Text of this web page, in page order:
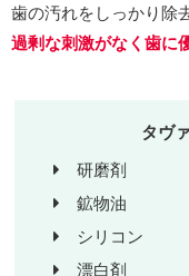
歯の汚れをしっかり除
過剰な刺激がなく歯に
タヴ
研磨剤
鉱物油
シリコン
漂白剤